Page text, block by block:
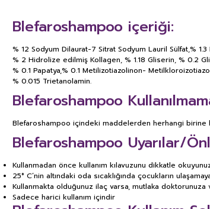
Blefaroshampoo içeriği:
% 12 Sodyum Dilaurat-7 Sitrat Sodyum Lauril Sülfat,%
% 2 Hidrolize edilmiş Kollagen, % 1.18 Gliserin, % 0.2
% 0.1 Papatya,% 0.1 Metilizotiazolinon-
% 0.015 Trietanolamin.
Blefaroshampoo
Blefaroshampoo içindeki maddelerden herhangi birine
Blefaroshampoo Uyarılar/
Kullanmadan önce kullanım kılavuzunu dikkatle
25° C’nin altındaki oda sıcaklığında çocukların
Kullanmakta olduğunuz ilaç varsa, mutlaka doktorunuza
Sadece harici kullanım içindir